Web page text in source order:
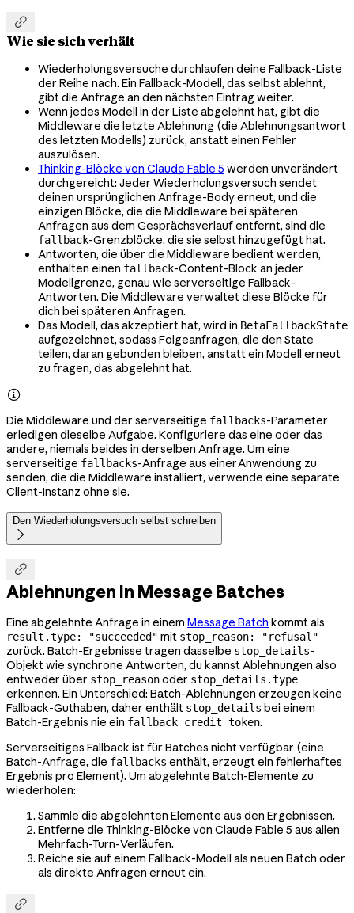

Wie sie sich verhält
Wiederholungsversuche durchlaufen deine Fallback-Liste
der Reihe nach. Ein Fallback-Modell, das selbst ablehnt,
gibt die Anfrage an den nächsten Eintrag weiter.
Wenn jedes Modell in der Liste abgelehnt hat, gibt die
Middleware die letzte Ablehnung (die Ablehnungsantwort
des letzten Modells) zurück, anstatt einen Fehler
auszulösen.
Thinking-Blöcke von Claude Fable 5 werden unverändert
durchgereicht: Jeder Wiederholungsversuch sendet
deinen ursprünglichen Anfrage-Body erneut, und die
einzigen Blöcke, die die Middleware bei späteren
Anfragen aus dem Gesprächsverlauf entfernt, sind die
fallback-Grenzblöcke, die sie selbst hinzugefügt hat.
Antworten, die über die Middleware bedient werden,
enthalten einen fallback-Content-Block an jeder
Modellgrenze, genau wie serverseitige Fallback-
Antworten. Die Middleware verwaltet diese Blöcke für
dich bei späteren Anfragen.
Das Modell, das akzeptiert hat, wird in BetaFallbackState
aufgezeichnet, sodass Folgeanfragen, die den State
teilen, daran gebunden bleiben, anstatt ein Modell erneut
zu fragen, das abgelehnt hat.

Die Middleware und der serverseitige fallbacks-Parameter
erledigen dieselbe Aufgabe. Konfiguriere das eine oder das
andere, niemals beides in derselben Anfrage. Um eine
serverseitige fallbacks-Anfrage aus einer Anwendung zu
senden, die die Middleware installiert, verwende eine separate
Client-Instanz ohne sie.
Den Wiederholungsversuch selbst schreiben


Ablehnungen in Message Batches
Eine abgelehnte Anfrage in einem Message Batch kommt als
result.type: "succeeded" mit stop_reason: "refusal"
zurück. Batch-Ergebnisse tragen dasselbe stop_details-
Objekt wie synchrone Antworten, du kannst Ablehnungen also
entweder über stop_reasonoder stop_details.type
erkennen. Ein Unterschied: Batch-Ablehnungen erzeugen keine
Fallback-Guthaben, daher enthält stop_details bei einem
Batch-Ergebnis nie ein fallback_credit_token.
Serverseitiges Fallback ist für Batches nicht verfügbar (eine
Batch-Anfrage, die fallbacks enthält, erzeugt ein fehlerhaftes
Ergebnis pro Element). Um abgelehnte Batch-Elemente zu
wiederholen:
Sammle die abgelehnten Elemente aus den Ergebnissen.
Entferne die Thinking-Blöcke von Claude Fable 5 aus allen
Mehrfach-Turn-Verläufen.
Reiche sie auf einem Fallback-Modell als neuen Batch oder
als direkte Anfragen erneut ein.
